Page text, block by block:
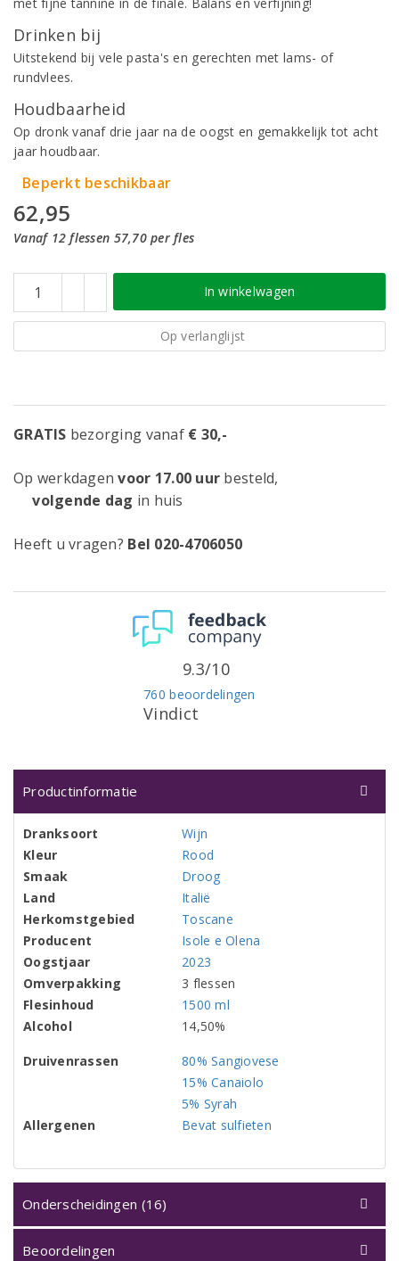
Drinken bij
Uitstekend bij vele pasta's en gerechten met lams- of
rundvlees.
Houdbaarheid
Op dronk vanaf drie jaar na de oogst en gemakkelijk tot acht
jaar houdbaar.
Beperkt beschikbaar
62,95
Vanaf 12 flessen 57,70 per fles
In winkelwagen
Op verlanglijst
GRATIS bezorging vanaf € 30,-
Op werkdagenvoor 17.00 uur besteld,
volgende dag in huis
Heeft u vragen? Bel 020-4706050
Vindict
760 beoordelingen
9.3/10
Productinformatie
Dranksoort
Wijn
Kleur
Rood
Smaak
Droog
Land
Italië
Herkomstgebied
Toscane
Producent
Isole e Olena
Oogstjaar
2023
Omverpakking
3 flessen
Flesinhoud
1500 ml
Alcohol
14,50%
Druivenrassen
80% Sangiovese
15% Canaiolo
5% Syrah
Allergenen
Bevat sulfieten
Onderscheidingen (16)
Beoordelingen